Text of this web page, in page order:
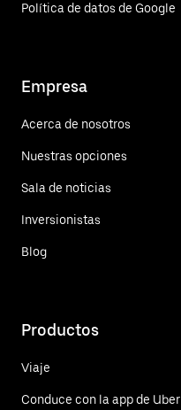
Política de datos de Google
Empresa
Acerca de nosotros
Nuestras opciones
Sala de noticias
Inversionistas
Blog
Productos
Viaje
Conduce con la app de Uber